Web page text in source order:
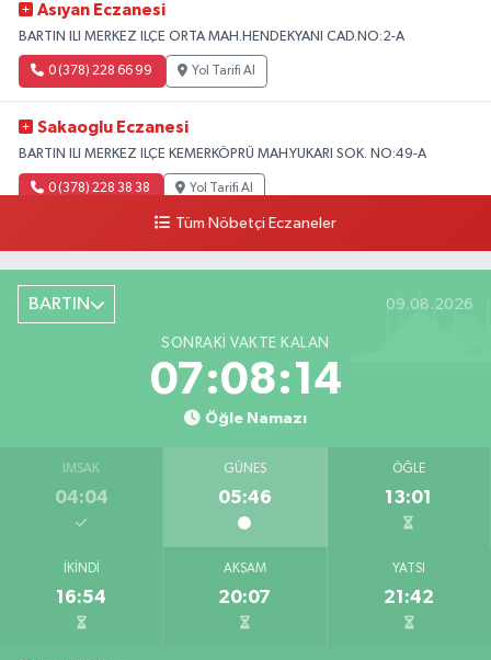
Asıyan Eczanesi
BARTIN ILI MERKEZ ILÇE ORTA MAH.HENDEKYANI CAD.NO:2-A
0 (378) 228 66 99 Yol Tarifi Al
Sakaoglu Eczanesi
BARTIN ILI MERKEZ ILÇE KEMERKÖPRÜ MAH.YUKARI SOK. NO:49-A
0 (378) 228 38 38 Yol Tarifi Al
Tüm Nöbetçi Eczaneler
BARTIN 09.08.2026
SONRAKI VAKTE KALAN
07:08:12
Öğle Namazı
İMSAK
04:04
GÜNEŞ
05:46
ÖĞLE
13:01
İKINDI
16:54
AKŞAM
20:07
YATSI
21:42